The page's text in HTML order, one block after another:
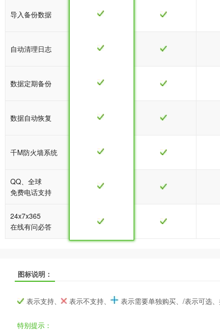
导入备份数据
自动清理日志
数据定期备份
数据自动恢复
千M防火墙系统
QQ、全球
免费电话支持
24x7x365
在线有问必答
产品名称
图标说明：
表示支持、 表示不支持、 表示需要单独购买、/表示可选
特别提示：